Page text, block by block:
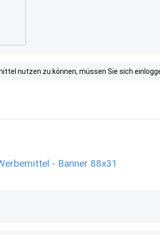
nutzen zu können, müssen Sie sich
- Banner 88x31